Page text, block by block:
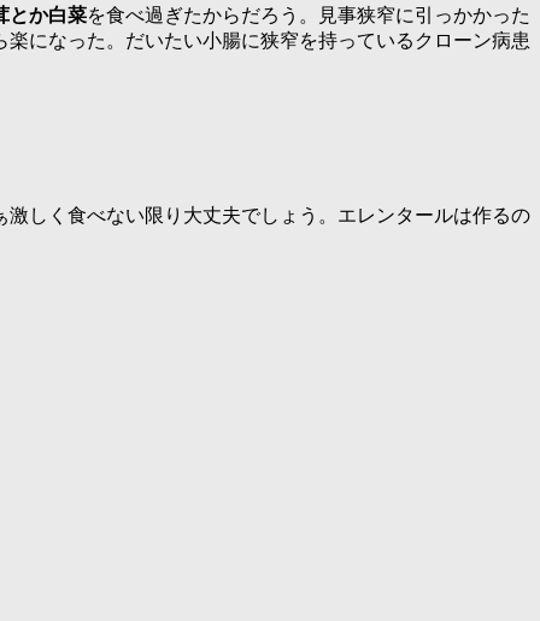
とか白菜を食べ過ぎたからだろう。見事狭窄に引っかかった
になった。だいたい小腸に狭窄を持っているクローン病患
しく食べない限り大丈夫でしょう。エレンタールは作るの